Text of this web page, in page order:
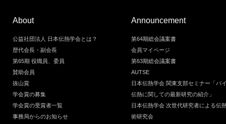
About
公益社団法人 日本伝熱学会とは？
歴代会長・副会長
第65期 役職員、委員
賛助会員
抜山賞
学会賞の募集
学会賞の受賞者一覧
事務局からのお知らせ
Announcement
第64期総会議案書
会員マイページ
第63期総会議案書
AUTSE
日本伝熱学会 関東支部セミナー「バ
伝熱に関しての最新研究の紹介」
日本伝熱学会 次世代研究者による伝
術研究会